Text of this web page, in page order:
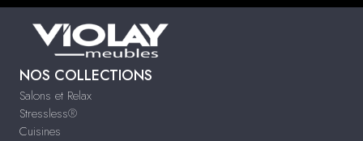
NOS COLLECTIONS
Salons et Relax
Stressless®
Cuisines